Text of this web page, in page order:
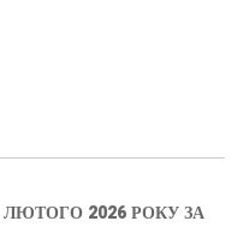
2026 РОКУ ЗА